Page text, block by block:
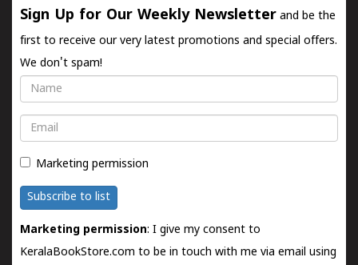
Sign Up for Our Weekly Newsletter and be the
first to receive our very latest promotions and special offers.
We don't spam!
Name
Email
Marketing permission
Subscribe to list
Marketing permission: I give my consent to
KeralaBookStore.com to be in touch with me via email using